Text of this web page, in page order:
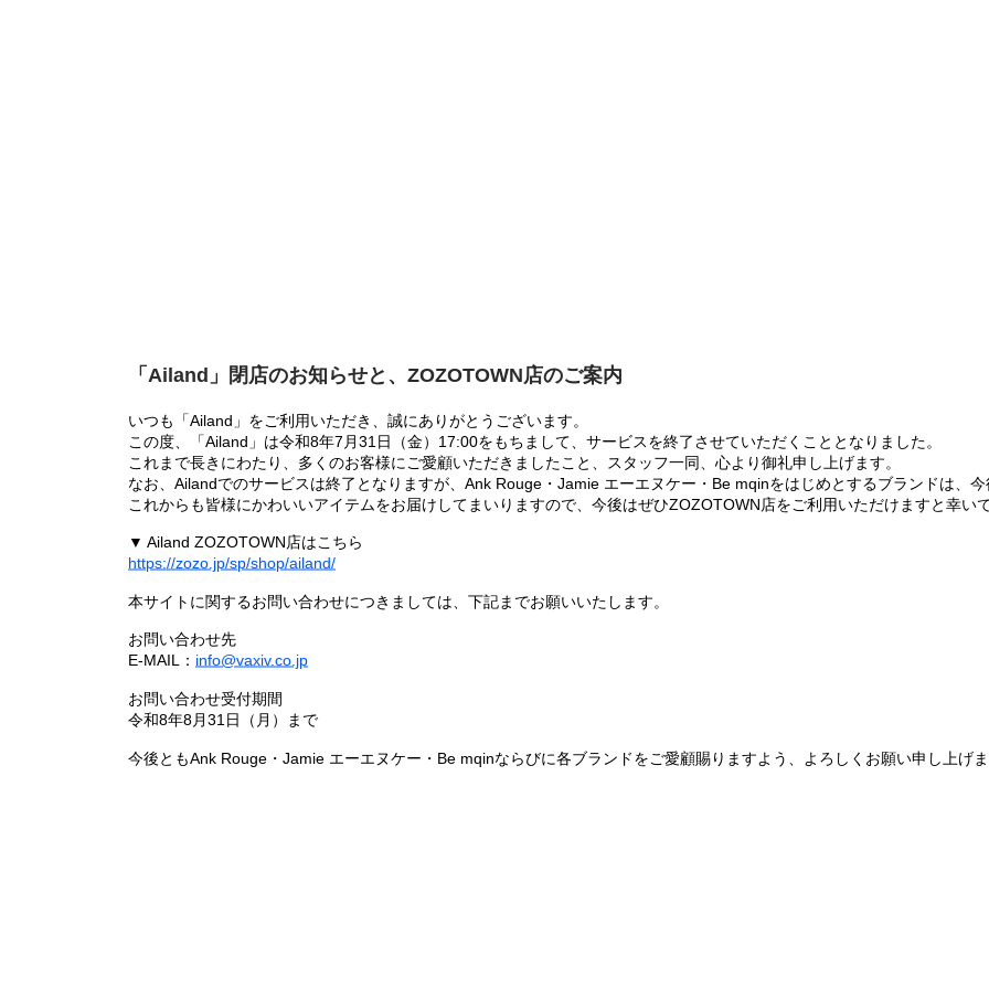
「Ailand」閉店のお知らせと、ZOZOTOWN店のご案内
いつも「Ailand」をご利用いただき、誠にありがとうございます。
この度、「Ailand」は令和8年7月31日（金）17:00をもちまして、サービスを終了させていただくこととなりました。
これまで長きにわたり、多くのお客様にご愛顧いただきましたこと、スタッフ一同、心より御礼申し上げます。
なお、Ailandでのサービスは終了となりますが、Ank Rouge・Jamie エーエヌケー・Be mqinをはじめとするブランドは、
これからも皆様にかわいいアイテムをお届けしてまいりますので、今後はぜひZOZOTOWN店をご利用いただけますと幸いで
▼ Ailand ZOZOTOWN店はこちら
https://zozo.jp/sp/shop/ailand/
本サイトに関するお問い合わせにつきましては、下記までお願いいたします。
お問い合わせ先
E-MAIL： info@vaxiv.co.jp
お問い合わせ受付期間
令和8年8月31日（月）まで
今後ともAnk Rouge・Jamie エーエヌケー・Be mqinならびに各ブランドをご愛顧賜りますよう、よろしくお願い申し上げま